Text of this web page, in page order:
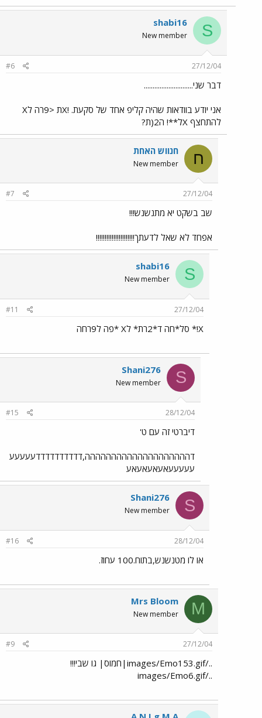
S
shabi16
New member
27/12/04
#6
דבר שני............................
אני יודע בוודאות שהיה קליפ אחד של סקעת. !Xת <9רה לX
להתחצף Xל**! ה2(ת?
ח חנווש האחת
New member
27/12/04
#7
שב בשקט יא מתנשנש!!!
אפחד לא שאל לדעתך!!!!!!!!!!!!!!!!!!!!!!
S
shabi16
New member
27/12/04
#11
X!* סל*חה ד*2רת* לX *פה ל9רחה
S
Shani276
New member
28/12/04
#15
דיברטי זה עם ט'
דהההההההההההההההההההה,דדדדדדדדדדעעעעע
עעעעעאעאעאעאע
S
Shani276
New member
28/12/04
#16
או לו מטנשנש,בתוח.100 עחוז.
M
Mrs Bloom
New member
27/12/04
#9
../images/Emo153.gif|חמוס| גו שבי!!!
../images/Emo6.gif